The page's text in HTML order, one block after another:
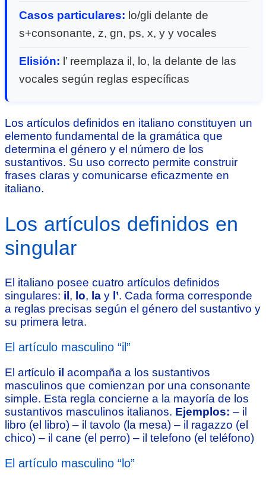
Casos particulares: lo/gli delante de
s+consonante, z, gn, ps, x, y y vocales
Elisión: l’ reemplaza il, lo, la delante de las
vocales según reglas específicas
Los artículos definidos en italiano constituyen un
elemento fundamental de la gramática que
determina el género y el número de los
sustantivos. Su uso correcto permite construir
frases claras y comunicarse eficazmente en
italiano.
Los artículos definidos en
singular
El italiano posee cuatro artículos definidos
singulares: il , lo, la y l’. Cada forma corresponde
a reglas precisas según el género del sustantivo y
su primera letra.
El artículo masculino “il”
El artículo il acompaña a los sustantivos
masculinos que comienzan por una consonante
simple. Esta regla concierne a la mayoría de los
sustantivos masculinos italianos. Ejemplos: – il
libro (el libro) – il tavolo (la mesa) – il ragazzo (el
chico) – il cane (el perro) – il telefono (el teléfono)
El artículo masculino “lo”